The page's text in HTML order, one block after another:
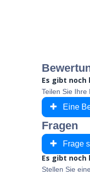
Es gibt
Teilen Sie
Eine
Fragen
Frage
Es gibt noch
Stellen Sie